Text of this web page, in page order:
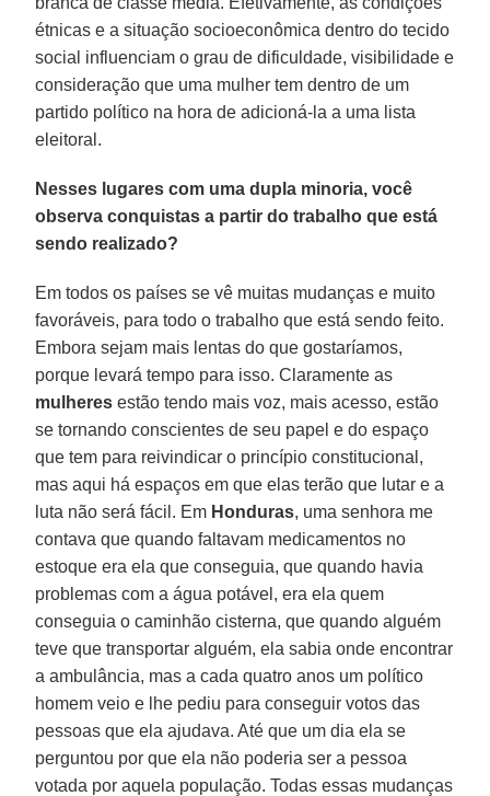
étnicas e a situação socioeconômica dentro do tecido
social influenciam o grau de dificuldade, visibilidade e
consideração que uma mulher tem dentro de um
partido político na hora de adicioná-la a uma lista
eleitoral.
Nesses lugares com uma dupla minoria, você
observa conquistas a partir do trabalho que está
sendo realizado?
Em todos os países se vê muitas mudanças e muito
favoráveis, para todo o trabalho que está sendo feito.
Embora sejam mais lentas do que gostaríamos,
porque levará tempo para isso. Claramente as
mulheres estão tendo mais voz, mais acesso, estão
se tornando conscientes de seu papel e do espaço
que tem para reivindicar o princípio constitucional,
mas aqui há espaços em que elas terão que lutar e a
luta não será fácil. Em Honduras, uma senhora me
contava que quando faltavam medicamentos no
estoque era ela que conseguia, que quando havia
problemas com a água potável, era ela quem
conseguia o caminhão cisterna, que quando alguém
teve que transportar alguém, ela sabia onde encontrar
a ambulância, mas a cada quatro anos um político
homem veio e lhe pediu para conseguir votos das
pessoas que ela ajudava. Até que um dia ela se
perguntou por que ela não poderia ser a pessoa
votada por aquela população. Todas essas mudanças